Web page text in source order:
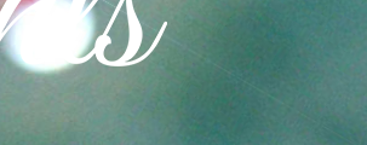
в разноцветных тенях под буквами.
Good Vibrations.